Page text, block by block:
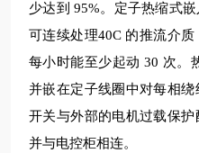
少达到 95%。定子热缩式
可连续处理40C 的推流介
每小时能至少起动 30 次。
并嵌在定子线圈中对每相
开关与外部的电机过载保护
并与电控柜相连。